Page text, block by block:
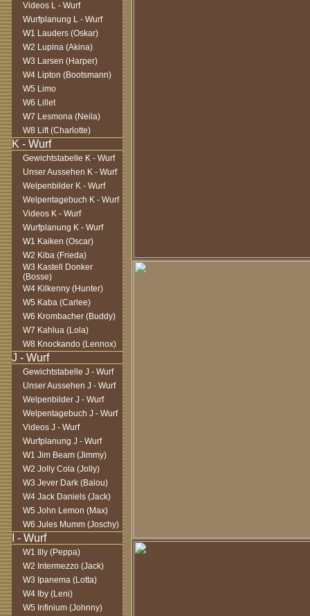
Videos L - Wurf
Wurfplanung L - Wurf
W1 Lauders (Oskar)
W2 Lupina (Akina)
W3 Larsen (Harper)
W4 Lipton (Bootsmann)
W5 Limo
W6 Lillet
W7 Lesmona (Neila)
W8 Lift (Charlotte)
Gewichtstabelle K - Wurf
Unser Aussehen K - Wurf
Welpenbilder K - Wurf
Welpentagebuch K - Wurf
Videos K - Wurf
Wurfplanung K - Wurf
W1 Kaiken (Oscar)
W2 Kiba (Frieda)
W3 Kastell Donker
(Bosse)
W4 Kilkenny (Hunter)
W5 Kaba (Carlee)
W6 Krombacher (Buddy)
W7 Kahlua (Lola)
W8 Knockando (Lennox)
Gewichtstabelle J - Wurf
Unser Aussehen J - Wurf
Welpenbilder J - Wurf
Welpentagebuch J - Wurf
Videos J - Wurf
Wurfplanung J - Wurf
W1 Jim Beam (Jimmy)
W2 Jolly Cola (Jolly)
W3 Jever Dark (Balou)
W4 Jack Daniels (Jack)
W5 John Lemon (Max)
W6 Jules Mumm (Joschy)
W1 Illy (Peppa)
W2 Intermezzo (Jack)
W3 Ipanema (Lotta)
W4 Iby (Leni)
W5 Infinium (Johnny)